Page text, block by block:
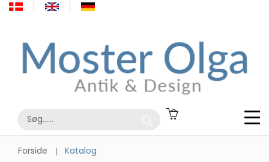
Forside Katalog